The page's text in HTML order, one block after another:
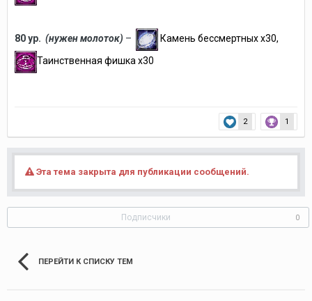
80 ур. (нужен молоток) –
Камень бессмертных х30,
Таинственная фишка х30
2 1
Эта тема закрыта для публикации сообщений.
Подписчики 0
ПЕРЕЙТИ К СПИСКУ ТЕМ